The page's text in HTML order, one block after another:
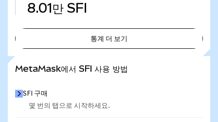
8.01만 SFI
통계 더 보기
MetaMask에서 SFI 사용 방법
SFI 구매
몇 번의 탭으로 시작하세요.